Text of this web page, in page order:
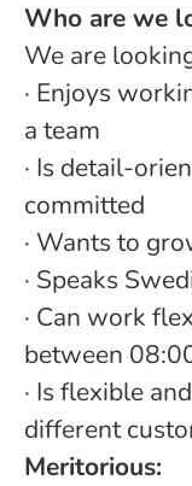
Who are we
We are
· Enjoys
a team
· Is detail-
committed
· Wants to
· Speaks
· Can work
between
· Is flexible
different
Meritorious: